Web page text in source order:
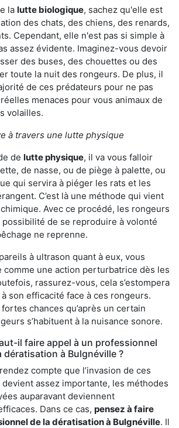
la lutte biologique, sachez qu'elle est
des chats, des chiens, des renards,
Cependant, elle n'est pas si simple à
assez évidente. Imaginez-vous devoir
des buses, des chouettes ou des
toute la nuit des rongeurs. De plus, il
de ces prédateurs pour ne pas
menaces pour vous animaux de
volailles.
à travers une lutte physique
de lutte physique, il va vous falloir
de nasse, ou de piège à palette, ou
qui servira à piéger les rats et les
C’est là une méthode qui vient
Avec ce procédé, les rongeurs
possibilité de se reproduire à volonté
ne reprenne.
à ultrason quant à eux, vous
une action perturbatrice dès les
rassurez-vous, cela s’estompera
son efficacité face à ces rongeurs.
chances qu’après un certain
s’habituent à la nuisance sonore.
il faire appel à un professionnel
dératisation à Bulgnéville ?
compte que l’invasion de ces
assez importante, les méthodes
auparavant deviennent
Dans ce cas, pensez à faire
de la dératisation à Bulgnéville. Il